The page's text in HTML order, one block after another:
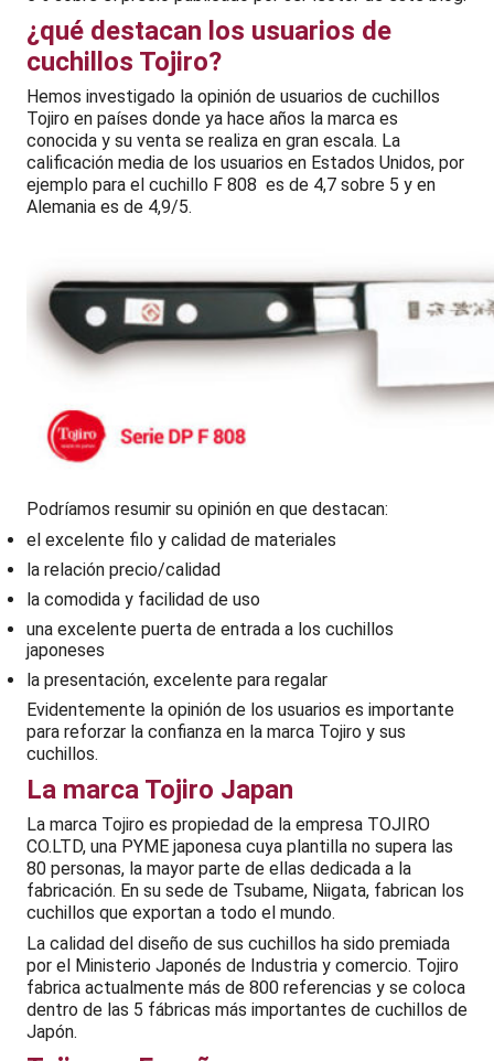
¿qué destacan los usuarios de
cuchillos Tojiro?
Hemos investigado la opinión de usuarios de cuchillos
Tojiro en países donde ya hace años la marca es
conocida y su venta se realiza en gran escala. La
calificación media de los usuarios en Estados Unidos, por
ejemplo para el cuchillo F 808 es de 4,7 sobre 5 y en
Alemania es de 4,9/5.
Podríamos resumir su opinión en que destacan:
el excelente filo y calidad de materiales
la relación precio/calidad
la comodida y facilidad de uso
una excelente puerta de entrada a los cuchillos
japoneses
la presentación, excelente para regalar
Evidentemente la opinión de los usuarios es importante
para reforzar la confianza en la marca Tojiro y sus
cuchillos.
La marca Tojiro Japan
La marca Tojiro es propiedad de la empresa TOJIRO
CO.LTD, una PYME japonesa cuya plantilla no supera las
80 personas, la mayor parte de ellas dedicada a la
fabricación. En su sede de Tsubame, Niigata, fabrican los
cuchillos que exportan a todo el mundo.
La calidad del diseño de sus cuchillos ha sido premiada
por el Ministerio Japonés de Industria y comercio. Tojiro
fabrica actualmente más de 800 referencias y se coloca
dentro de las 5 fábricas más importantes de cuchillos de
Japón.